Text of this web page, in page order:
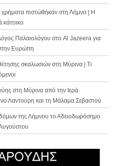
πιστώθηκαν στη Λήμνο | Η
κάτοικο
Παλαιολόγου στο Al Jazeera για
Ευρώπη
σκαλωσιών στη Μύρινα | Τι
στη Μύρινα από την Ιερά
Λαντούρη και τη Μάλαμα Σεβαστού
της Λήμνου το Αδειοδωρόσημο